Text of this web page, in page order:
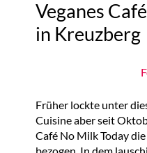
Veganes
in Kreuzberg
Früher lockte unter
Cuisine aber seit
Café No Milk Today